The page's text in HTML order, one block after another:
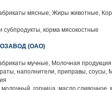
мясные, Жиры животные,
субпродукты, корма мясокостные
(ОАО)
мучные, Молочная продукция
наполнители, приправы, соусы,
молочный, горчица, масло сливочное,